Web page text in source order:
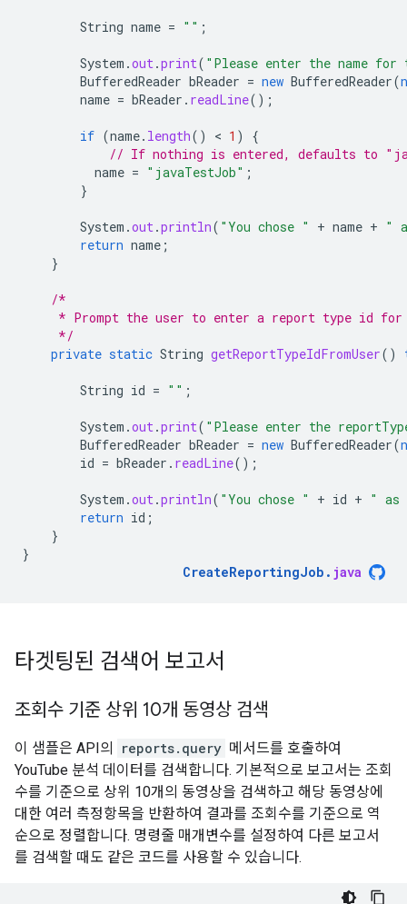
String name = "" ;
System .out.print( "Please enter the name
BufferedReader bReader = new BufferedReader(
name = bReader . readLine();
if (name. length() < 1 )
{
// If nothing is entered, defaults to
name = "javaTestJob" ;
}
System .out.println( "You chose " + name + "
return name ;
}
/*
* Prompt the user to enter a report type id
     */
private static String getReportTypeIdFromUser()
String id = "" ;
System .out.print( "Please enter the
BufferedReader bReader = new BufferedReader(
id = bReader . readLine();
System .out.println( "You chose " + id + " as
return id ;
}
}
CreateReportingJob . java
타겟팅된 검색어 보고서
조회수 기준 상위 10개 동영상 검색
이 샘플은 API의 reports.query 메서드를 호출하여
YouTube 분석 데이터를 검색합니다. 기본적으로 보고서는 조회
수를 기준으로 상위 10개의 동영상을 검색하고 해당 동영상에
대한 여러 측정항목을 반환하여 결과를 조회수를 기준으로 역
순으로 정렬합니다. 명령줄 매개변수를 설정하여 다른 보고서
를 검색할 때도 같은 코드를 사용할 수 있습니다.